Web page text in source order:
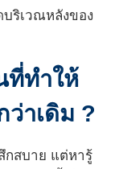
ริเวณหลังของ
ที่ทำให้
าเดิม ?
กสบาย แต่หารู้